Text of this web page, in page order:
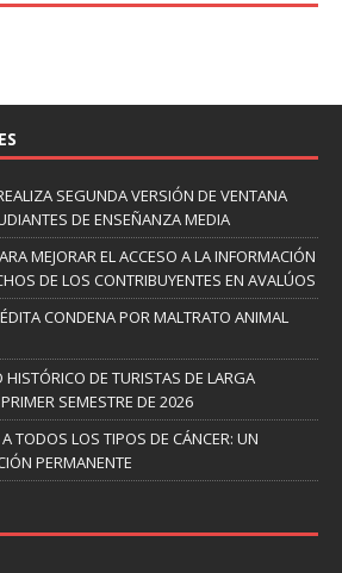
SEGUNDA VERSIÓN DE VENTANA
DE ENSEÑANZA MEDIA
MEJORAR EL ACCESO A LA INFORMACIÓN
DE LOS CONTRIBUYENTES EN AVALÚOS
CONDENA POR MALTRATO ANIMAL
HISTÓRICO DE TURISTAS DE LARGA
SEMESTRE DE 2026
TODOS LOS TIPOS DE CÁNCER: UN
PERMANENTE